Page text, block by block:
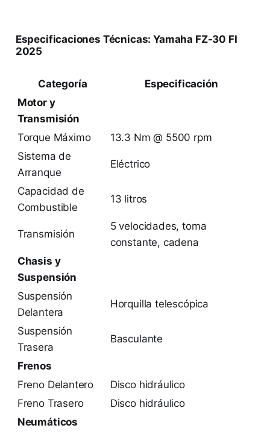
Especificaciones Técnicas: Yamaha FZ-30 FI
2025
Categoría
Especificación
Motor y
Transmisión
Torque Máximo
13.3 Nm @ 5500 rpm
Sistema de
Arranque
Eléctrico
Capacidad de
Combustible
13 litros
Transmisión
5 velocidades, toma
constante, cadena
Chasis y
Suspensión
Suspensión
Delantera
Horquilla telescópica
Suspensión
Trasera
Basculante
Frenos
Freno Delantero
Disco hidráulico
Freno Trasero
Disco hidráulico
Neumáticos